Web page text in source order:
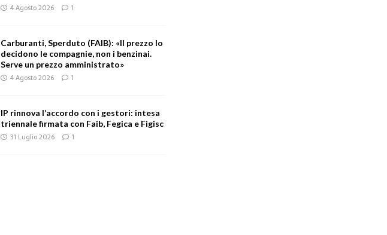
4 Agosto 2026 1
Carburanti, Sperduto (FAIB): «Il prezzo lo
decidono le compagnie, non i benzinai.
Serve un prezzo amministrato»
4 Agosto 2026 1
IP rinnova l’accordo con i gestori: intesa
triennale firmata con Faib, Fegica e Figisc
31 Luglio 2026 1